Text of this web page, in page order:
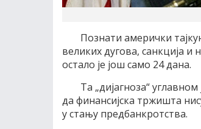
Познати амерички
великих дугова, санкција
остало је још само 24 дана.
Та „дијагноза“
да финансијска тржишта
у стању предбанкротства.